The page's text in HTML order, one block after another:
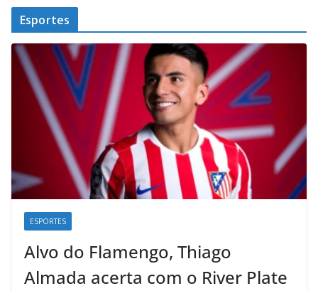
Esportes
ESPORTES
Alvo do Flamengo, Thiago
Almada acerta com o River Plate